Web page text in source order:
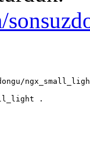
.